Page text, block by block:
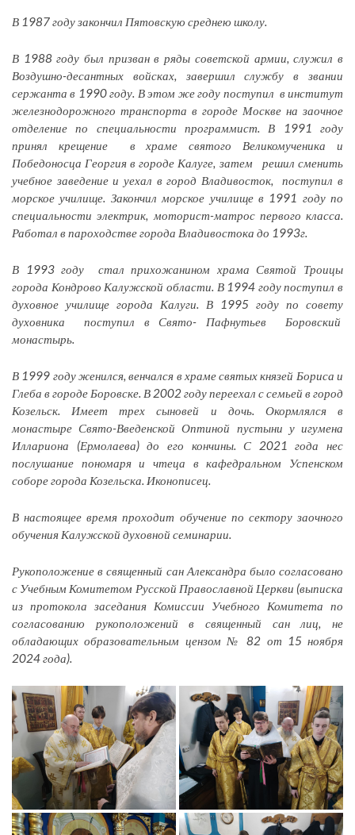
В 1987 году закончил Пятовскую среднею школу.
В 1988 году был призван в ряды советской армии, служил в
Воздушно-десантных войсках, завершил службу в звании
сержанта в 1990 году. В этом же году поступил в институт
железнодорожного транспорта в городе Москве на заочное
отделение по специальности программист. В 1991 году
принял крещение в храме святого Великомученика и
Победоносца Георгия в городе Калуге, затем решил сменить
учебное заведение и уехал в город Владивосток, поступил в
морское училище. Закончил морское училище в 1991 году по
специальности электрик, моторист-матрос первого класса.
Работал в пароходстве города Владивостока до 1993г.
В 1993 году стал прихожанином храма Святой Троицы
города Кондрово Калужской области. В 1994 году поступил в
духовное училище города Калуги. В 1995 году по совету
духовника поступил в Свято- Пафнутьев Боровский
монастырь.
В 1999 году женился, венчался в храме святых князей Бориса и
Глеба в городе Боровске. В 2002 году переехал с семьей в город
Козельск. Имеет трех сыновей и дочь. Окормлялся в
монастыре Свято-Введенской Оптиной пустыни у игумена
Иллариона (Ермолаева) до его кончины. С 2021 года нес
послушание пономаря и чтеца в кафедральном Успенском
соборе города Козельска. Иконописец.
В настоящее время проходит обучение по сектору заочного
обучения Калужской духовной семинарии.
Рукоположение в священный сан Александра было согласовано
с Учебным Комитетом Русской Православной Церкви (выписка
из протокола заседания Комиссии Учебного Комитета по
согласованию рукоположений в священный сан лиц, не
обладающих образовательным цензом № 82 от 15 ноября
2024 года).